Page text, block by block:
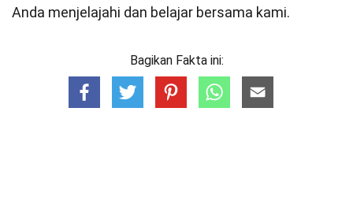
Anda menjelajahi dan belajar bersama kami.
Bagikan Fakta ini: